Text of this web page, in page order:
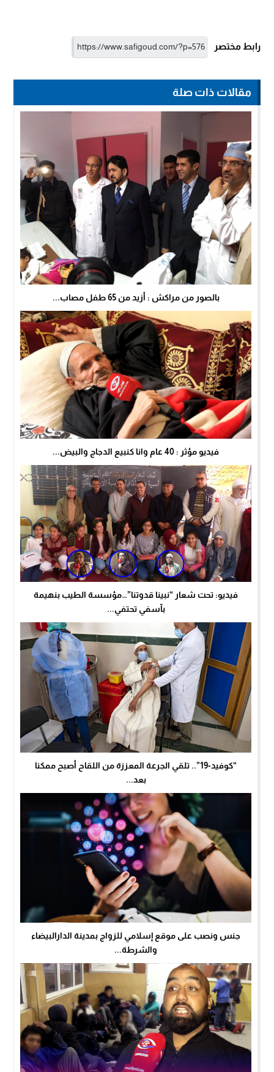
رابط مختصر
مقالات ذات صلة
بالصور من مراكش : أزيد من 65 طفل مصاب...
فيديو مؤثر : 40 عام وانا كنبيع الدجاج والبيض...
فيديو: تحت شعار “نبينا قدوتنا”…مؤسسة الطيب بنهيمة
بآسفي تحتفي...
“كوفيد-19”.. تلقي الجرعة المعززة من اللقاح أصبح ممكنا
بعد...
جنس ونصب على موقع إسلامي للزواج بمدينة الدارالبيضاء
والشرطة...